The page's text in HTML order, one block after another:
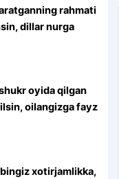
rahmati
dillar nurga
oyida qilgan
oilangizga fayz
xotirjamlikka,